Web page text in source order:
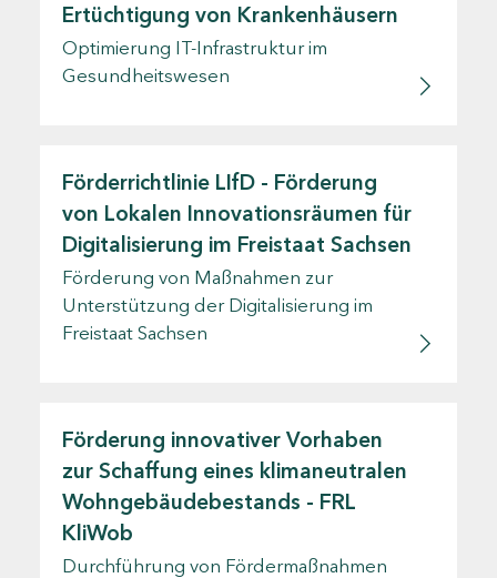
Ertüchtigung von Krankenhäusern
Optimierung IT-Infrastruktur im
Gesundheitswesen
Förderrichtlinie LIfD - Förderung
von Lokalen Innovationsräumen für
Digitalisierung im Freistaat Sachsen
Förderung von Maßnahmen zur
Unterstützung der Digitalisierung im
Freistaat Sachsen
Förderung innovativer Vorhaben
zur Schaffung eines klimaneutralen
Wohngebäudebestands - FRL
KliWob
Durchführung von Fördermaßnahmen